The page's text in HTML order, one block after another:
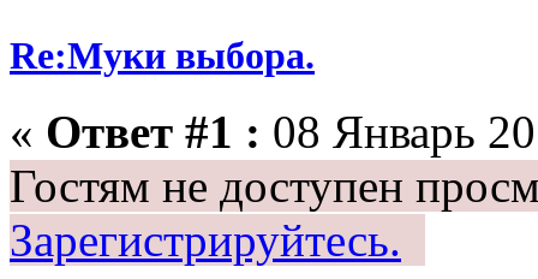
Re:Муки выбора.
« Ответ #1 : 08 Январь
Гостям не доступен
Зарегистрируйтесь.